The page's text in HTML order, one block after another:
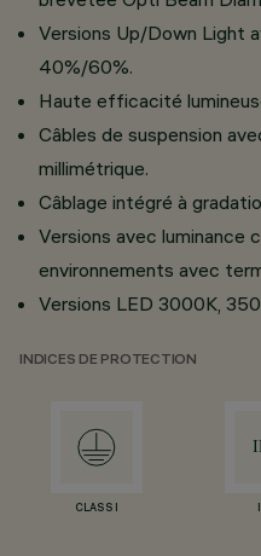
Versions Up/Down Light
40%/60%.
Haute efficacité
Câbles de suspension
millimétrique.
Câblage intégré à
Versions avec luminance
environnements avec
Versions LED 3000K,
INDICES DE PROTECTION
CLASS I